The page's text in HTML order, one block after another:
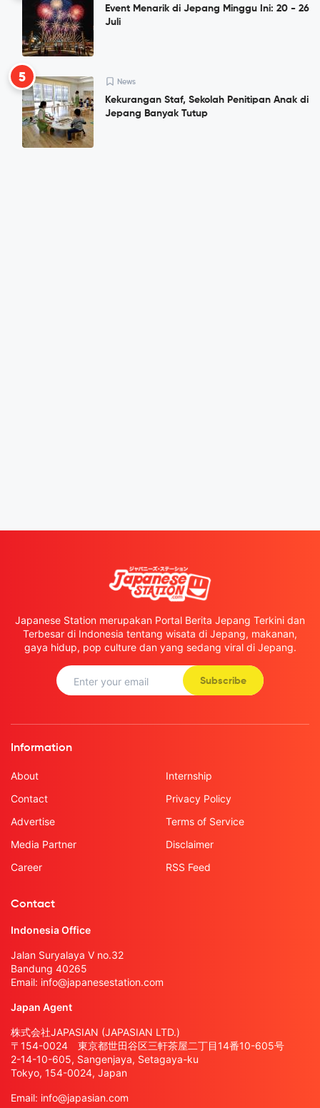
Event Menarik di Jepang Minggu Ini: 20 - 26
Juli
5 News
Kekurangan Staf, Sekolah Penitipan Anak di
Jepang Banyak Tutup
Japanese Station merupakan Portal Berita Jepang Terkini dan
Terbesar di Indonesia tentang wisata di Jepang, makanan,
gaya hidup, pop culture dan yang sedang viral di Jepang.
Subscribe
Information
About
Contact
Advertise
Media Partner
Career
Internship
Privacy Policy
Terms of Service
Disclaimer
RSS Feed
Contact
Indonesia Office
Jalan Suryalaya V no.32
Bandung 40265
Email: info@japanesestation.com
Japan Agent
株式会社JAPASIAN (JAPASIAN LTD.)
〒154-0024 東京都世田谷区三軒茶屋二丁目14番10-605号
2-14-10-605, Sangenjaya, Setagaya-ku
Tokyo, 154-0024, Japan
Email: info@japasian.com